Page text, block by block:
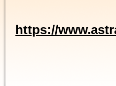
https://